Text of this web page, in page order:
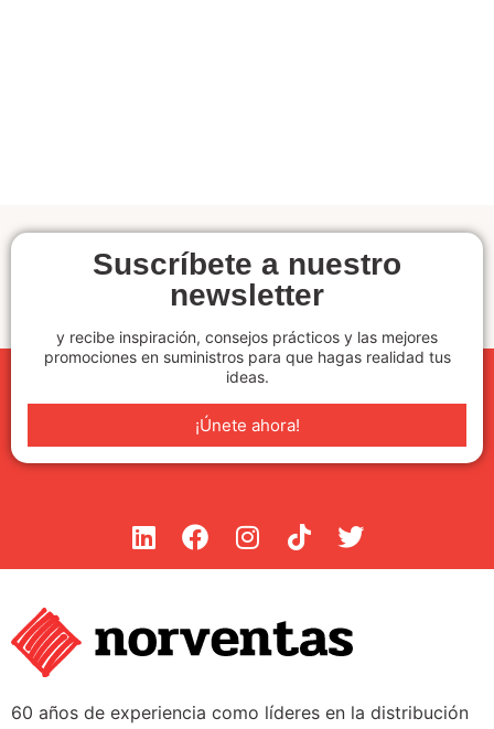
Suscríbete a nuestro
newsletter
y recibe inspiración, consejos prácticos y las mejores
promociones en suministros para que hagas realidad tus
ideas.
¡Únete ahora!
60 años de experiencia como líderes en la distribución